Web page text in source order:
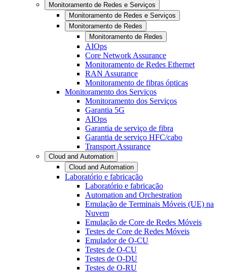
Monitoramento de Redes e Serviços
Monitoramento de Redes e Serviços
Monitoramento de Redes
Monitoramento de Redes
AIOps
Core Network Assurance
Monitoramento de Redes Ethernet
RAN Assurance
Monitoramento de fibras ópticas
Monitoramento dos Serviços
Monitoramento dos Serviços
Garantia 5G
AIOps
Garantia de serviço de fibra
Garantia de serviço HFC/cabo
Transport Assurance
Cloud and Automation
Cloud and Automation
Laboratório e fabricação
Laboratório e fabricação
Automation and Orchestration
Emulação de Terminais Móveis (UE) na
Nuvem
Emulação de Core de Redes Móveis
Testes de Core de Redes Móveis
Emulador de O-CU
Testes de O-CU
Testes de O-DU
Testes de O-RU